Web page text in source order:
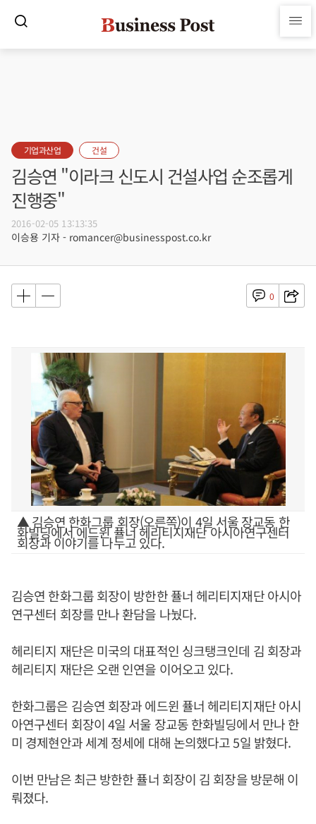
기업과산업 건설
김승연 "이라크 신도시 건설사업 순조롭게
진행중"
2016-02-05 13:13:35
이승용 기자 - romancer@businesspost.co.kr
0
▲ 김승연 한화그룹 회장(오른쪽)이 4일 서울 장교동 한
화빌딩에서 에드윈 퓰너 헤리티지재단 아시아연구센터
회장과 이야기를 나누고 있다.
김승연 한화그룹 회장이 방한한 퓰너 헤리티지재단 아시아
연구센터 회장를 만나 환담을 나눴다.
헤리티지 재단은 미국의 대표적인 싱크탱크인데 김 회장과
헤리티지 재단은 오랜 인연을 이어오고 있다.
한화그룹은 김승연 회장과 에드윈 퓰너 헤리티지재단 아시
아연구센터 회장이 4일 서울 장교동 한화빌딩에서 만나 한
미 경제현안과 세계 정세에 대해 논의했다고 5일 밝혔다.
이번 만남은 최근 방한한 퓰너 회장이 김 회장을 방문해 이
뤄졌다.